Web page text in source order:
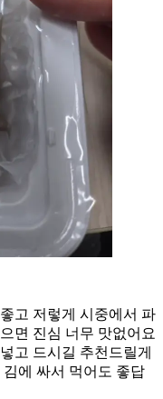
고 저렇게 시중에서 파
면 진심 너무 맛없어요
고 드시길 추천드릴게
에 싸서 먹어도 좋답